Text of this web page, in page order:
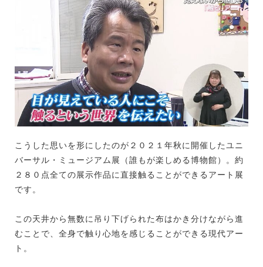
こうした思いを形にしたのが２０２１年秋に開催したユニ
バーサル・ミュージアム展（誰もが楽しめる博物館）。約
２８０点全ての展示作品に直接触ることができるアート展
です。
この天井から無数に吊り下げられた布はかき分けながら進
むことで、全身で触り心地を感じることができる現代アー
ト。